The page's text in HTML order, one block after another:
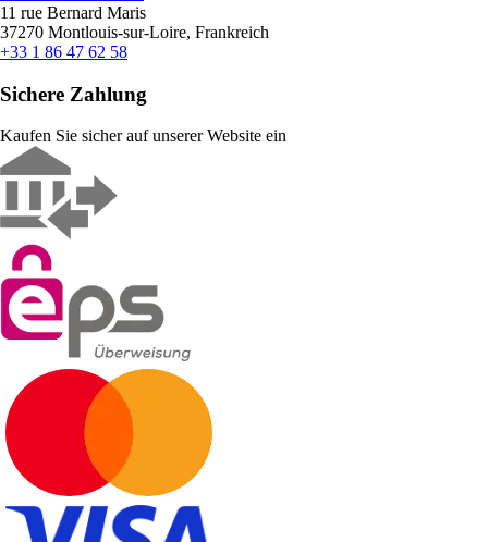
11 rue Bernard Maris
37270 Montlouis-sur-Loire, Frankreich
+33 1 86 47 62 58
Sichere Zahlung
Kaufen Sie sicher auf unserer Website ein